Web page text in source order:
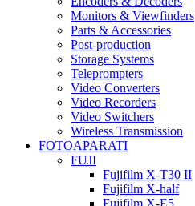
Monitors & Viewfinders
Parts & Accessories
Post-production
Storage Systems
Teleprompters
Video Converters
Video Recorders
Video Switchers
Wireless Transmission
FOTOAPARATI
FUJI
Fujifilm X-T30 II
Fujifilm X-half
Fujifilm X-E5